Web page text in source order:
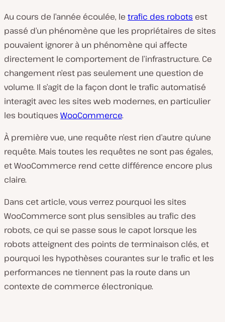
Au cours de l’année écoulée, le trafic des robots est
passé d’un phénomène que les propriétaires de sites
pouvaient ignorer à un phénomène qui affecte
directement le comportement de l’infrastructure. Ce
changement n’est pas seulement une question de
volume. Il s’agit de la façon dont le trafic automatisé
interagit avec les sites web modernes, en particulier
les boutiques WooCommerce.
À première vue, une requête n’est rien d’autre qu’une
requête. Mais toutes les requêtes ne sont pas égales,
et WooCommerce rend cette différence encore plus
claire.
Dans cet article, vous verrez pourquoi les sites
WooCommerce sont plus sensibles au trafic des
robots, ce qui se passe sous le capot lorsque les
robots atteignent des points de terminaison clés, et
pourquoi les hypothèses courantes sur le trafic et les
performances ne tiennent pas la route dans un
contexte de commerce électronique.